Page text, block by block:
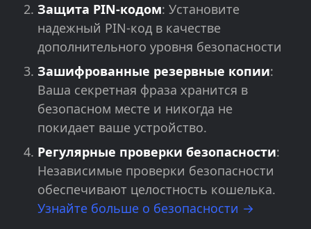
Защита PIN-кодом: Установите
надежный PIN-код в качестве
дополнительного уровня безопасности
Зашифрованные резервные копии:
Ваша секретная фраза хранится в
безопасном месте и никогда не
покидает ваше устройство.
Регулярные проверки безопасности:
Независимые проверки безопасности
обеспечивают целостность кошелька.
Узнайте больше о безопасности →